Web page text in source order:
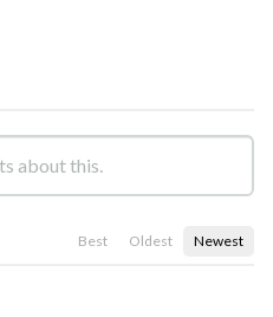
Best Oldest Newest